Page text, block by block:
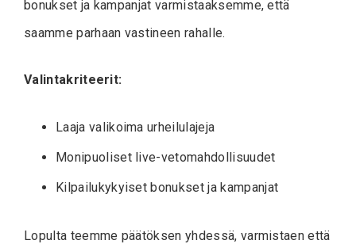
bonukset ja kampanjat varmistaaksemme, että
saamme parhaan vastineen rahalle.
Valintakriteerit:
Laaja valikoima urheilulajeja
Monipuoliset live-vetomahdollisuudet
Kilpailukykyiset bonukset ja kampanjat
Lopulta teemme päätöksen yhdessä, varmistaen että